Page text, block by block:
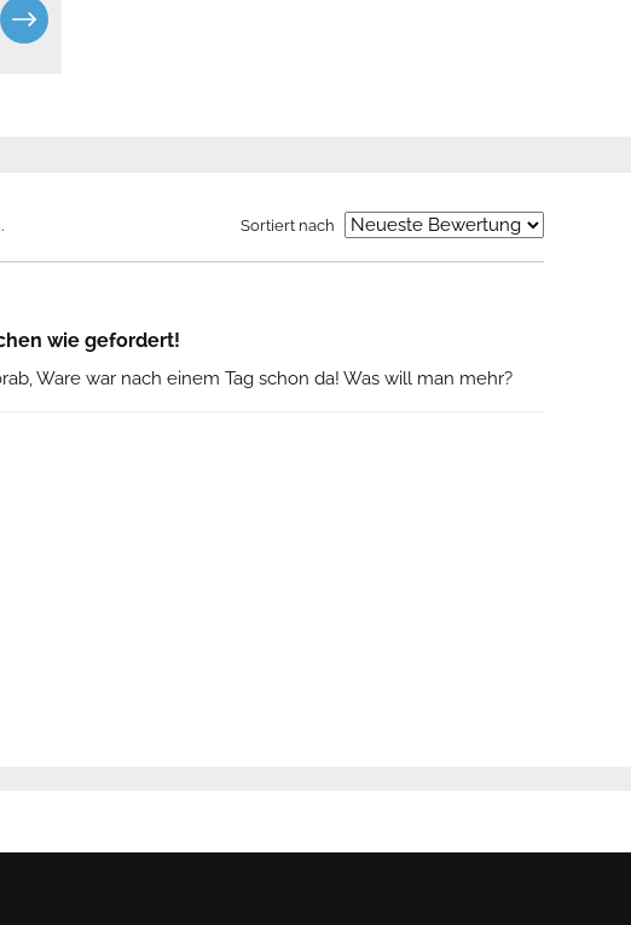
Sortiert nach
wie gefordert!
Ware war nach einem Tag schon da! Was will man mehr?